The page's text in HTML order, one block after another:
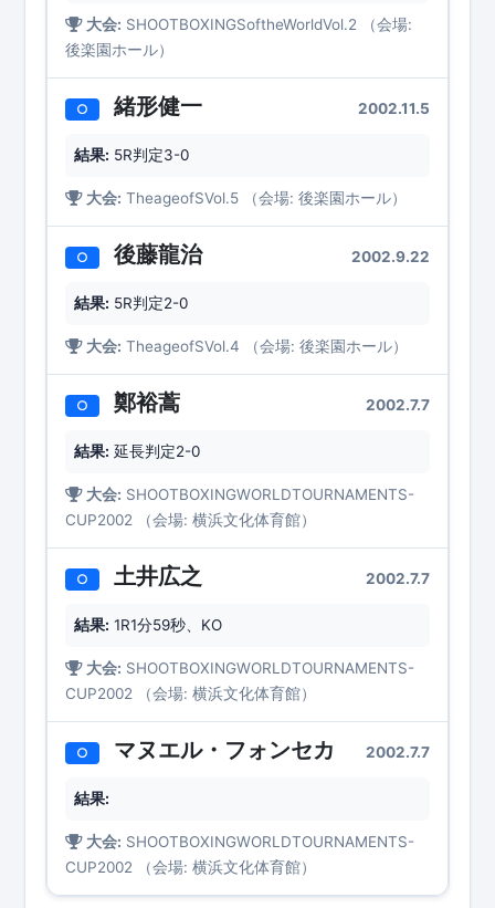
大会: SHOOTBOXINGSoftheWorldVol.2 （会場:
後楽園ホール）
○ 緒形健一 2002.11.5
結果: 5R判定3-0
大会: TheageofSVol.5 （会場: 後楽園ホール）
○ 後藤龍治 2002.9.22
結果: 5R判定2-0
大会: TheageofSVol.4 （会場: 後楽園ホール）
○ 鄭裕蒿 2002.7.7
結果: 延長判定2-0
大会: SHOOTBOXINGWORLDTOURNAMENTS-
CUP2002 （会場: 横浜文化体育館）
○ 土井広之 2002.7.7
結果: 1R1分59秒、KO
大会: SHOOTBOXINGWORLDTOURNAMENTS-
CUP2002 （会場: 横浜文化体育館）
○ マヌエル・フォンセカ 2002.7.7
結果:
大会: SHOOTBOXINGWORLDTOURNAMENTS-
CUP2002 （会場: 横浜文化体育館）